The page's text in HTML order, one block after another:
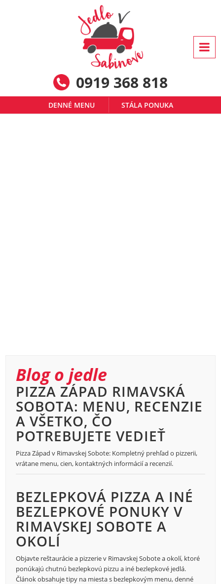
0919 368 818
DENNÉ MENU STÁLA PONUKA
Blog o jedle
PIZZA ZÁPAD RIMAVSKÁ
SOBOTA: MENU, RECENZIE
A VŠETKO, ČO
POTREBUJETE VEDIEŤ
Pizza Západ v Rimavskej Sobote: Kompletný prehľad o pizzerii,
vrátane menu, cien, kontaktných informácií a recenzií.
BEZLEPKOVÁ PIZZA A INÉ
BEZLEPKOVÉ PONUKY V
RIMAVSKEJ SOBOTE A
OKOLÍ
Objavte reštaurácie a pizzerie v Rimavskej Sobote a okolí, ktoré
ponúkajú chutnú bezlepkovú pizzu a iné bezlepkové jedlá.
Článok obsahuje tipy na miesta s bezlepkovým menu, denné